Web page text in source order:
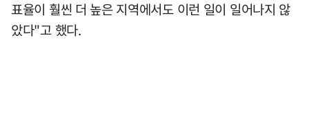
표율이 훨씬 더 높은 지역에서도 이런 일이 일어나지 않
았다"고 했다.